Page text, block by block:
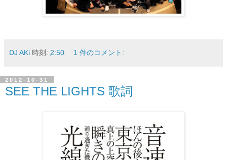
DJ AKi 時刻: 2:50 1 件のコメント:
2012-10-31
SEE THE LIGHTS 歌詞